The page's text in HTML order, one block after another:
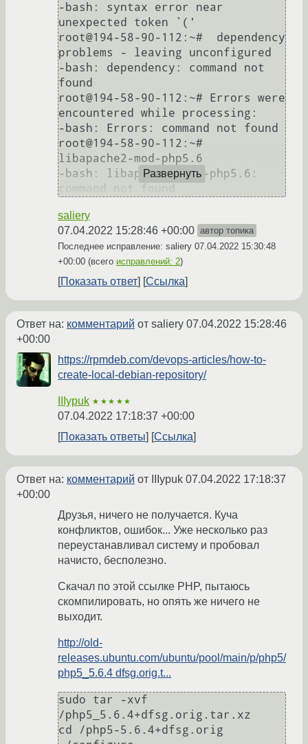
-bash: syntax error near
unexpected token `('
root@194-58-90-112:~#  dependency
problems - leaving unconfigured
-bash: dependency: command not
found
root@194-58-90-112:~# Errors were
encountered while processing:
-bash: Errors: command not found
root@194-58-90-112:~#
libapache2-mod-php5.6
-bash: libapache2-mod-php5.6:
command not found
Развернуть
saliery
07.04.2022 15:28:46 +00:00 автор топика
Последнее исправление: saliery 07.04.2022 15:30:48
+00:00 (всего исправлений: 2)
Показать ответ Ссылка
Ответ на: комментарий от saliery 07.04.2022 15:28:46
+00:00
https://rpmdeb.com/devops-articles/how-to-
create-local-debian-repository/
IIIypuk ★★★★★
07.04.2022 17:18:37 +00:00
Показать ответы
Ссылка
Ответ на: комментарий от IIIypuk 07.04.2022 17:18:37
+00:00
Друзья, ничего не получается. Куча
конфликтов, ошибок... Уже несколько раз
переустанавливал систему и пробовал
начисто, бесполезно.
Скачал по этой ссылке PHP, пытаюсь
скомпилировать, но опять же ничего не
выходит.
http://old-
releases.ubuntu.com/ubuntu/pool/main/p/php5/
php5_5.6.4 dfsg.orig.t...
sudo tar -xvf
/php5_5.6.4+dfsg.orig.tar.xz
cd /php5-5.6.4+dfsg.orig